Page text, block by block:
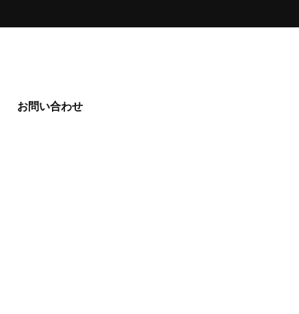
お問い合わせ